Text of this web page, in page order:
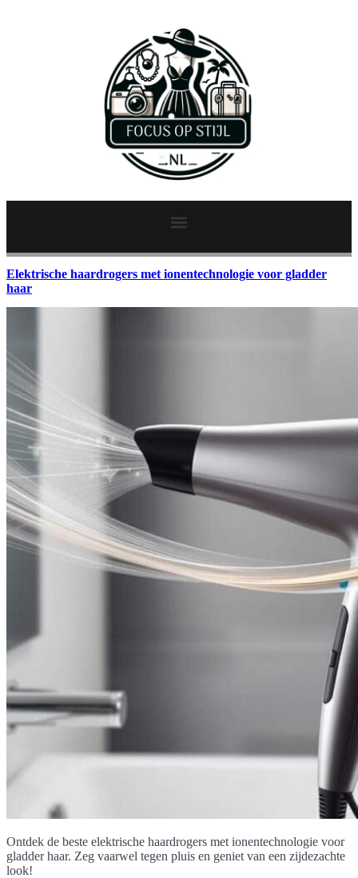
Elektrische haardrogers met ionentechnologie voor gladder
haar
Ontdek de beste elektrische haardrogers met ionentechnologie voor
gladder haar. Zeg vaarwel tegen pluis en geniet van een zijdezachte
look!